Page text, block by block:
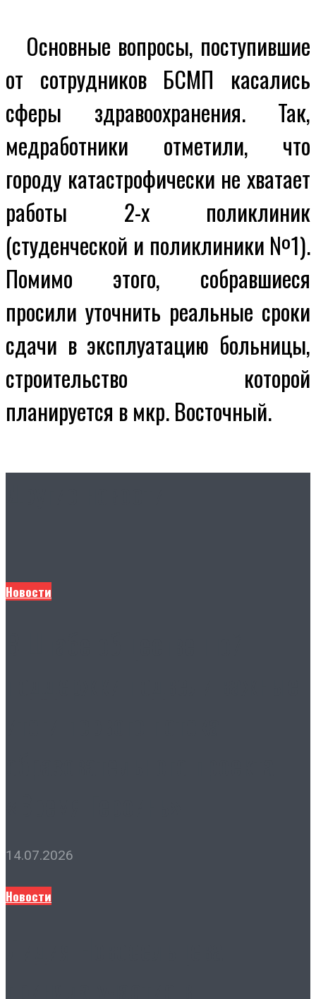
Основные вопросы, поступившие
от сотрудников БСМП касались
сферы здравоохранения. Так,
медработники отметили, что
городу катастрофически не хватает
работы 2-х поликлиник
(студенческой и поликлиники №1).
Помимо этого, собравшиеся
просили уточнить реальные сроки
сдачи в эксплуатацию больницы,
строительство которой
планируется в мкр. Восточный.
Новости
14.07.2026
Новости